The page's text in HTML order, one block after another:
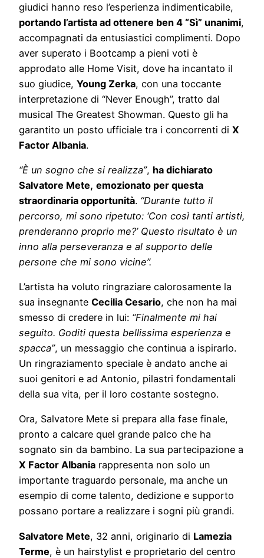
giudici hanno reso l’esperienza indimenticabile,
portando l’artista ad ottenere ben 4 “Sì” unanimi,
accompagnati da entusiastici complimenti. Dopo
aver superato i Bootcamp a pieni voti è
approdato alle Home Visit, dove ha incantato il
suo giudice, Young Zerka, con una toccante
interpretazione di “Never Enough”, tratto dal
musical The Greatest Showman. Questo gli ha
garantito un posto ufficiale tra i concorrenti di X
Factor Albania.
“È un sogno che si realizza”, ha dichiarato
Salvatore Mete, emozionato per questa
straordinaria opportunità. “Durante tutto il
percorso, mi sono ripetuto: ‘Con così tanti artisti,
prenderanno proprio me?’ Questo risultato è un
inno alla perseveranza e al supporto delle
persone che mi sono vicine”.
L’artista ha voluto ringraziare calorosamente la
sua insegnante Cecilia Cesario, che non ha mai
smesso di credere in lui: “Finalmente mi hai
seguito. Goditi questa bellissima esperienza e
spacca”, un messaggio che continua a ispirarlo.
Un ringraziamento speciale è andato anche ai
suoi genitori e ad Antonio, pilastri fondamentali
della sua vita, per il loro costante sostegno.
Ora, Salvatore Mete si prepara alla fase finale,
pronto a calcare quel grande palco che ha
sognato sin da bambino. La sua partecipazione a
X Factor Albania rappresenta non solo un
importante traguardo personale, ma anche un
esempio di come talento, dedizione e supporto
possano portare a realizzare i sogni più grandi.
Salvatore Mete, 32 anni, originario di Lamezia
Terme, è un hairstylist e proprietario del centro